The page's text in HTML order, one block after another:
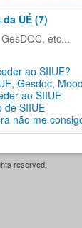
UÉ (7)
etc...
ao SIIUE?
Gesdoc,
ao SIIUE
de SIIUE
não me
reserved.